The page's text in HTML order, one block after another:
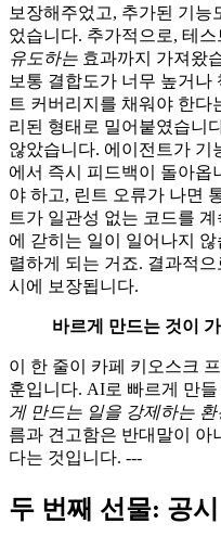
보장해주었고, 추가된 기능
었습니다. 추가적으로, 테
유도하는 효과까지 가져왔
보통 결합도가 너무 높거나
트 커버리지를 채워야 한
리된 형태로 밀어붙였습니
않았습니다. 에이전트가 기
에서 즉시 피드백이 돌아옵
야 하고, 린트 오류가 나면
트가 일관성 없는 코드를
에 갇히는 일이 일어나지
렬하게 되는 거죠. 결과적
시에 보장됩니다.
바르게 만드는 것이
이 한 줄이 카페 키오스크
훈입니다. AI로 빠르게 만
게 만드는 일을 강제하는 환
름과 견고함은 반대말이 아
다는 것입니다. ---
두 번째 선물: 공